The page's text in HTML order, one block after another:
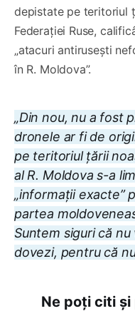
depistate pe teritoriul
Federației Ruse,
„atacuri antirusești
în R. Moldova”.
„Din nou, nu a fost
dronele ar fi de
pe teritoriul țării
al R. Moldova s-a
„informații exacte”
partea
Suntem siguri că
dovezi, pentru că
Ne poți citi și